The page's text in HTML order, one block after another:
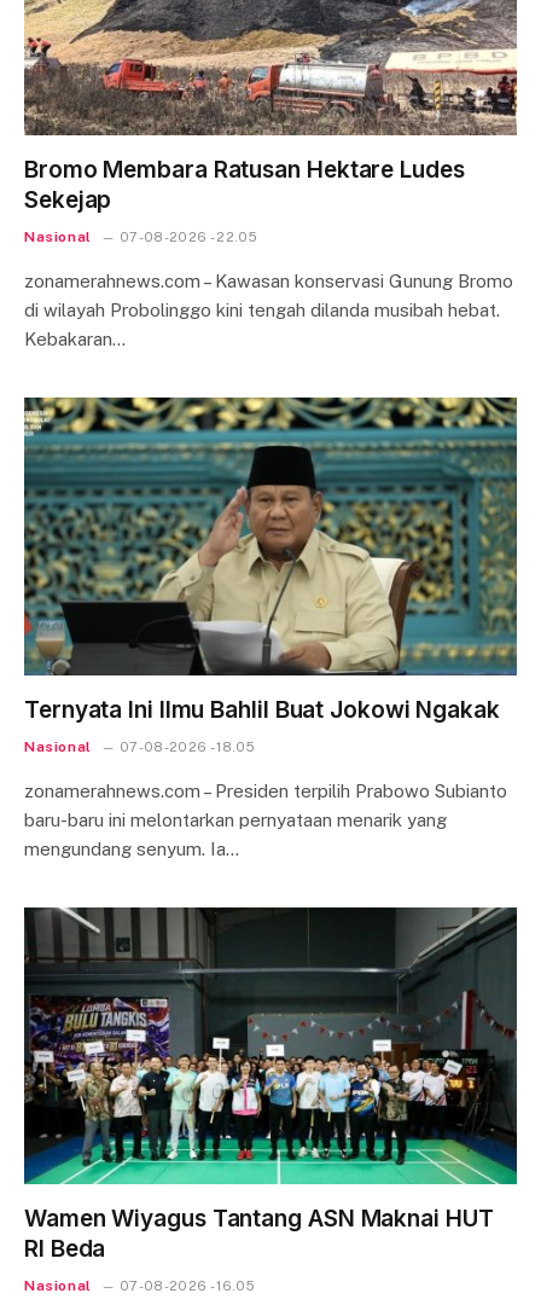
Bromo Membara Ratusan Hektare Ludes
Sekejap
Nasional 07-08-2026 - 22.05
zonamerahnews.com – Kawasan konservasi Gunung Bromo
di wilayah Probolinggo kini tengah dilanda musibah hebat.
Kebakaran…
Ternyata Ini Ilmu Bahlil Buat Jokowi Ngakak
Nasional 07-08-2026 - 18.05
zonamerahnews.com – Presiden terpilih Prabowo Subianto
baru-baru ini melontarkan pernyataan menarik yang
mengundang senyum. Ia…
Wamen Wiyagus Tantang ASN Maknai HUT
RI Beda
Nasional 07-08-2026 - 16.05